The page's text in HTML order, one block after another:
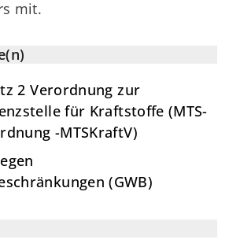
mit.
2 Verordnung zur
für Kraftstoffe (MTS-
-MTSKraftV)
(GWB)